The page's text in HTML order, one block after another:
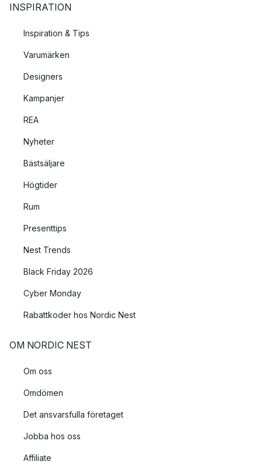
INSPIRATION
Inspiration & Tips
Varumärken
Designers
Kampanjer
REA
Nyheter
Bästsäljare
Högtider
Rum
Presenttips
Nest Trends
Black Friday 2026
Cyber Monday
Rabattkoder hos Nordic Nest
OM NORDIC NEST
Om oss
Omdömen
Det ansvarsfulla företaget
Jobba hos oss
Affiliate